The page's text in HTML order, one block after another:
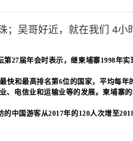
；吴哥好近，就在我们 4小
27届年会时表示，继柬埔寨1998年
快和最高排名第6位的国家，平均每
、电信业和运输业等的发展。柬埔寨
中国游客从2017年的120人次增至